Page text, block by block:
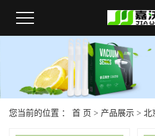
您当前的位置 ： 首 页 > 产品展示 > 北